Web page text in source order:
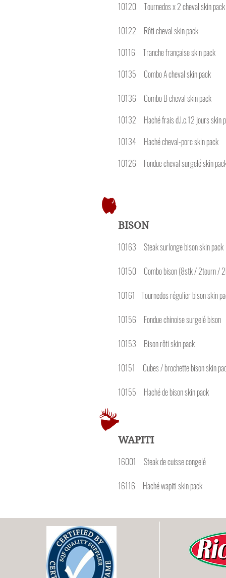
10120 Tournedos x
10122 Rôti
10116 Tranche
10135 Combo A
10136 Combo B
10132 Haché frais
10134 Haché
10126 Fondue
BISON
10163 Steak
10150 Combo bison (8stk /
10161 Tournedos
10156 Fondue
10153 Bison
10151 Cubes /
10155 Haché de
WAPITI
16001 Steak de
16116 Haché